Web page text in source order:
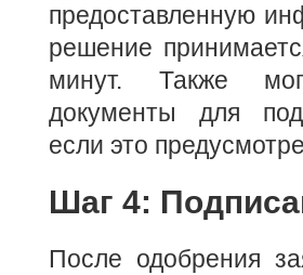
предоставленную
решение
минут. Также
документы для
если это
Шаг 4:
После одобрения